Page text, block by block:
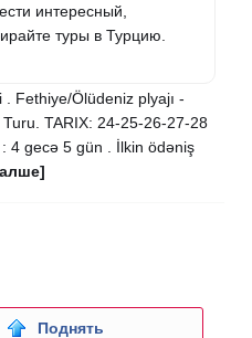
интересный,
туры в Турцию.
Fethiye/Ölüdeniz plyajı -
Turu. TARIX: 24-25-26-27-28
4 gecə 5 gün . İlkin ödəniş
Поднять